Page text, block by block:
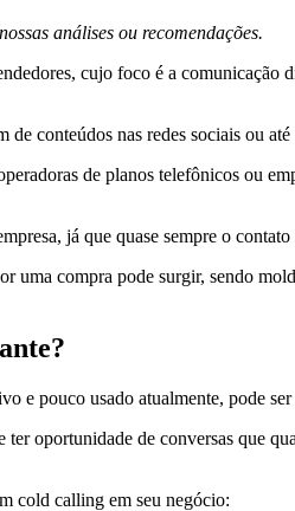
análises ou recomendações.
cujo foco é a
conteúdos nas redes sociais ou
de planos telefônicos ou
já que quase sempre o
uma compra pode surgir, sendo
e pouco usado atualmente, pode
oportunidade de conversas que
cold calling em seu negócio: